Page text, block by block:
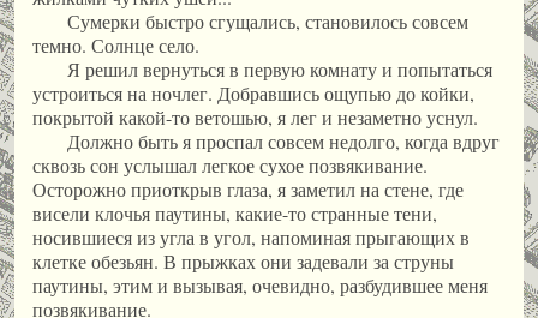
Сумерки быстро сгущались, становилось совсем
темно. Солнце село.
Я решил вернуться в первую комнату и попытаться
устроиться на ночлег. Добравшись ощупью до койки,
покрытой какой-то ветошью, я лег и незаметно уснул.
Должно быть я проспал совсем недолго, когда вдруг
сквозь сон услышал легкое сухое позвякивание.
Осторожно приоткрыв глаза, я заметил на стене, где
висели клочья паутины, какие-то странные тени,
носившиеся из угла в угол, напоминая прыгающих в
клетке обезьян. В прыжках они задевали за струны
паутины, этим и вызывая, очевидно, разбудившее меня
позвякивание.